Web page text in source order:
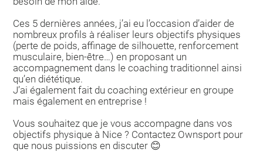
Ces 5 dernières années, j’ai eu l’occasion d’aider de
nombreux profils à réaliser leurs objectifs physiques
(perte de poids, affinage de silhouette, renforcement
musculaire, bien-être…) en proposant un
accompagnement dans le coaching traditionnel ainsi
qu’en diététique.
J’ai également fait du coaching extérieur en groupe
mais également en entreprise !
Vous souhaitez que je vous accompagne dans vos
objectifs physique à Nice ? Contactez Ownsport pour
que nous puissions en discuter 😊